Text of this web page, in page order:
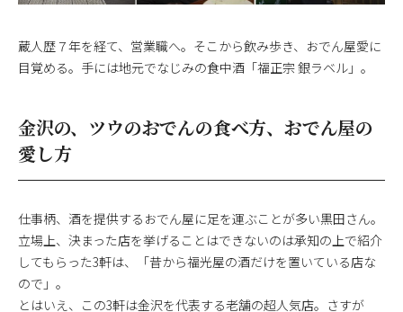
蔵人歴７年を経て、営業職へ。そこから飲み歩き、おでん屋愛に
目覚める。手には地元でなじみの食中酒「福正宗 銀ラベル」。
金沢の、ツウのおでんの食べ方、おでん屋の
愛し方
仕事柄、酒を提供するおでん屋に足を運ぶことが多い黒田さん。
立場上、決まった店を挙げることはできないのは承知の上で紹介
してもらった3軒は、「昔から福光屋の酒だけを置いている店な
ので」。
とはいえ、この3軒は金沢を代表する老舗の超人気店。さすが